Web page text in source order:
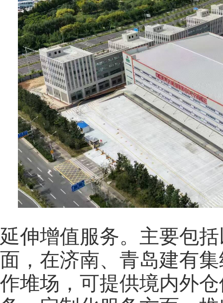
延伸增值服务。主要包
面，在济南、青岛建有
作堆场，可提供境内外